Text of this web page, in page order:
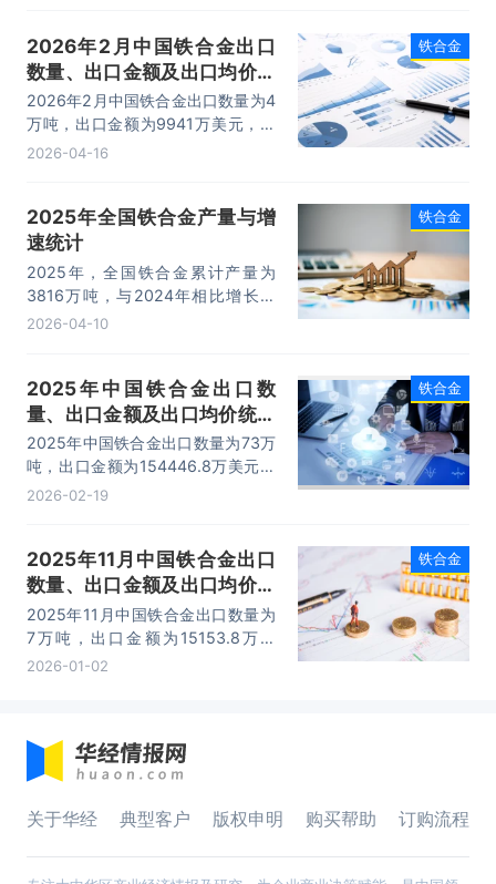
2026年2月中国铁合金出口
数量、出口金额及出口均价统
计分析
2026年2月中国铁合金出口数量为4
万吨，出口金额为9941万美元，出
口均价为2485.3美元/吨。
2026-04-16
铁合金
2025年全国铁合金产量与增
速统计
2025年，全国铁合金累计产量为
3816万吨，与2024年相比增长了
191.7万吨，产量累计同比增长
2026-04-10
铁合金
2025年中国铁合金出口数
量、出口金额及出口均价统计
分析
2025年中国铁合金出口数量为73万
吨，出口金额为154446.8万美元，
出口均价为2115.71美元/吨。
2026-02-19
铁合金
2025年11月中国铁合金出口
数量、出口金额及出口均价统
计分析
2025年11月中国铁合金出口数量为
7万吨，出口金额为15153.8万美
元，出口均价为2164.83美元/吨。
2026-01-02
铁合金
关于华经 典型客户 版权申明 购买帮助 订购流程